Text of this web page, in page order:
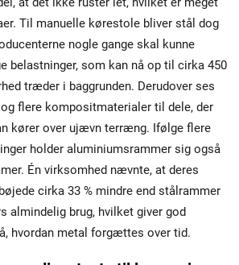
Til manuelle kørestole bliver stål dog
nogle gange skal kunne
belastninger, som kan nå op til cirka 450
træder i baggrunden. Derudover ses
flere kompositmaterialer til dele, der
kører over ujævn terræng. Ifølge flere
holder aluminiumsrammer sig også
Én virksomhed nævnte, at deres
cirka 33 % mindre end stålrammer
almindelig brug, hvilket giver god
hvordan metal forgættes over tid.